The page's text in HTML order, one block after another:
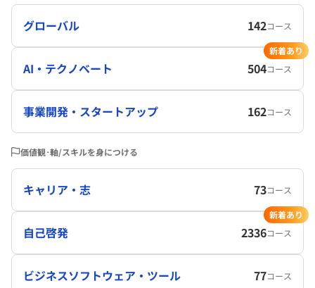
グローバル 142コース
AI・テクノベート 504コース
新着あり
事業開発・スタートアップ 162コース
価値観･軸/スキルを身につける
キャリア・志 73コース
自己啓発 2336コース
新着あり
ビジネスソフトウェア・ツール 77コース